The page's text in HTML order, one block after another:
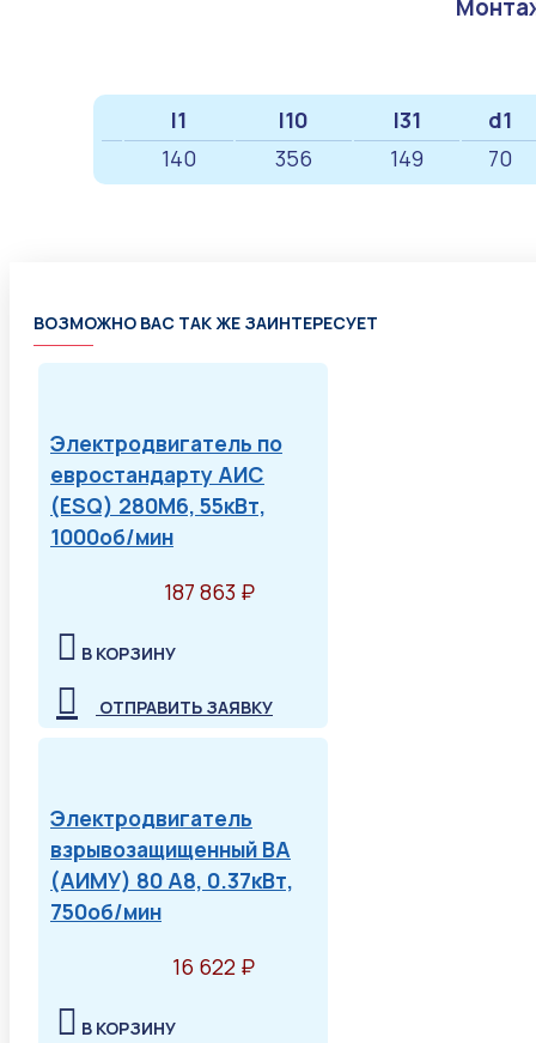
l1 l10 l31 d1
140
356 149 70
ВОЗМОЖНО ВАС ТАК ЖЕ ЗАИНТЕРЕСУЕТ
Электродвигатель по
евростандарту АИС
(ESQ) 280M6, 55кВт,
1000об/мин
187 863 ₽
В КОРЗИНУ
ОТПРАВИТЬ ЗАЯВКУ
Электродвигатель
взрывозащищенный ВА
(АИМУ) 80 А8, 0.37кВт,
750об/мин
16 622 ₽
В КОРЗИНУ